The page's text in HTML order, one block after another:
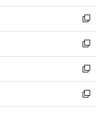
開
く
ウ
で
開
く
ン
ド
ウ
で
開
く
新
し
い
ウ
ィ
ン
ド
ウ
新
し
い
ウ
ィ
ン
新
し
い
ウ
新
し